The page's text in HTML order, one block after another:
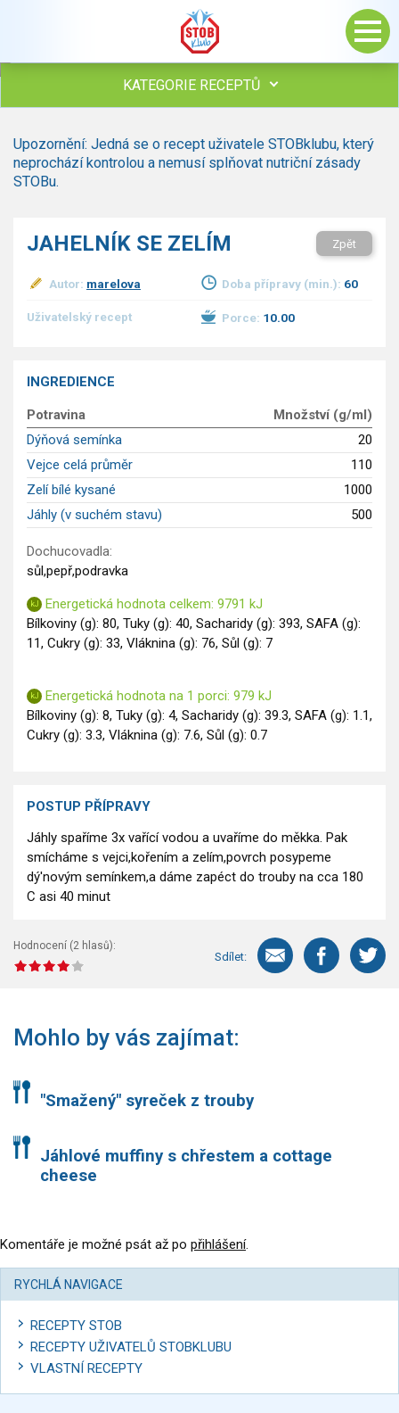
KATEGORIE RECEPTŮ
Polévky
Studená kuchyně
Bezmasé a zeleninové
Sladké pokrmy
Dezerty
Dětské recepty
GLP-1 recepty
Upozornění: Jedná se o recept uživatele STOBklubu, který
neprochází kontrolou a nemusí splňovat nutriční zásady
STOBu.
JAHELNÍK SE ZELÍM Zpět
Autor: marelova Doba přípravy (min.): 60
Uživatelský recept Porce: 10.00
INGREDIENCE
Potravina
Množství (g/ml)
Dýňová semínka
20
Vejce celá průměr
110
Zelí bílé kysané
1000
Jáhly (v suchém stavu)
500
Dochucovadla:
sůl,pepř,podravka
Energetická hodnota celkem: 9791 kJ
Bílkoviny (g): 80, Tuky (g): 40, Sacharidy (g): 393, SAFA (g):
11, Cukry (g): 33, Vláknina (g): 76, Sůl (g): 7
Energetická hodnota na 1 porci: 979 kJ
Bílkoviny (g): 8, Tuky (g): 4, Sacharidy (g): 39.3, SAFA (g): 1.1,
Cukry (g): 3.3, Vláknina (g): 7.6, Sůl (g): 0.7
POSTUP PŘÍPRAVY
Jáhly spaříme 3x vařící vodou a uvaříme do měkka. Pak
smícháme s vejci,kořením a zelím,povrch posypeme
dý'novým semínkem,a dáme zapéct do trouby na cca 180
C asi 40 minut
Hodnocení (2 hlasů):
Sdílet:
Mohlo by vás zajímat:
"Smažený" syreček z trouby
Jáhlové muffiny s chřestem a cottage
cheese
Komentáře je možné psát až po přihlášení.
RYCHLÁ NAVIGACE
RECEPTY STOB
RECEPTY UŽIVATELŮ STOBKLUBU
VLASTNÍ RECEPTY